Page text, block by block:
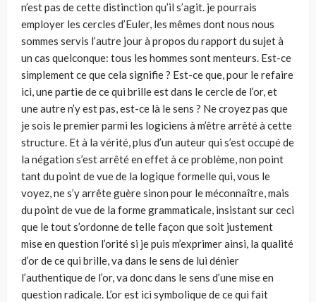
n’est pas de cette distinction qu’il s’agit. je pourrais
employer les cercles d’Euler, les mêmes dont nous nous
sommes servis l’autre jour à propos du rapport du sujet à
un cas quelconque: tous les hommes sont menteurs. Est-ce
simplement ce que cela signifie ? Est-ce que, pour le refaire
ici, une partie de ce qui brille est dans le cercle de l’or, et
une autre n’y est pas, est-ce là le sens ? Ne croyez pas que
je sois le premier parmi les logiciens à m’être arrêté à cette
structure. Et à la vérité, plus d’un auteur qui s’est occupé de
la négation s’est arrêté en effet à ce problème, non point
tant du point de vue de la logique formelle qui, vous le
voyez, ne s’y arrête guère sinon pour le méconnaître, mais
du point de vue de la forme grammaticale, insistant sur ceci
que le tout s’ordonne de telle façon que soit justement
mise en question l’orité si je puis m’exprimer ainsi, la qualité
d’or de ce qui brille, va dans le sens de lui dénier
l’authentique de l’or, va donc dans le sens d’une mise en
question radicale. L’or est ici symbolique de ce qui fait